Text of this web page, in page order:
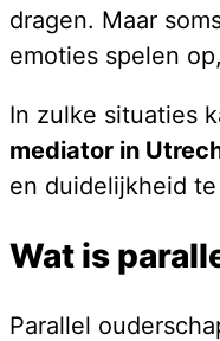
dragen. Maar
emoties spelen
In zulke situaties
mediator in
en duidelijkheid
Wat is
Parallel